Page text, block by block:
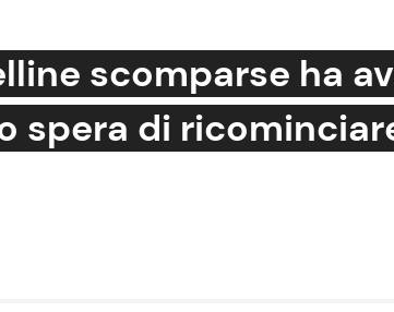
Benessere
scomparse ha
spera di